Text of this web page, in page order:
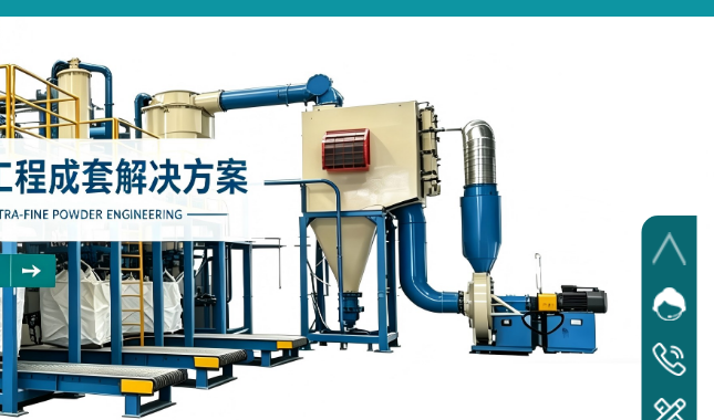
网站客
服务热线